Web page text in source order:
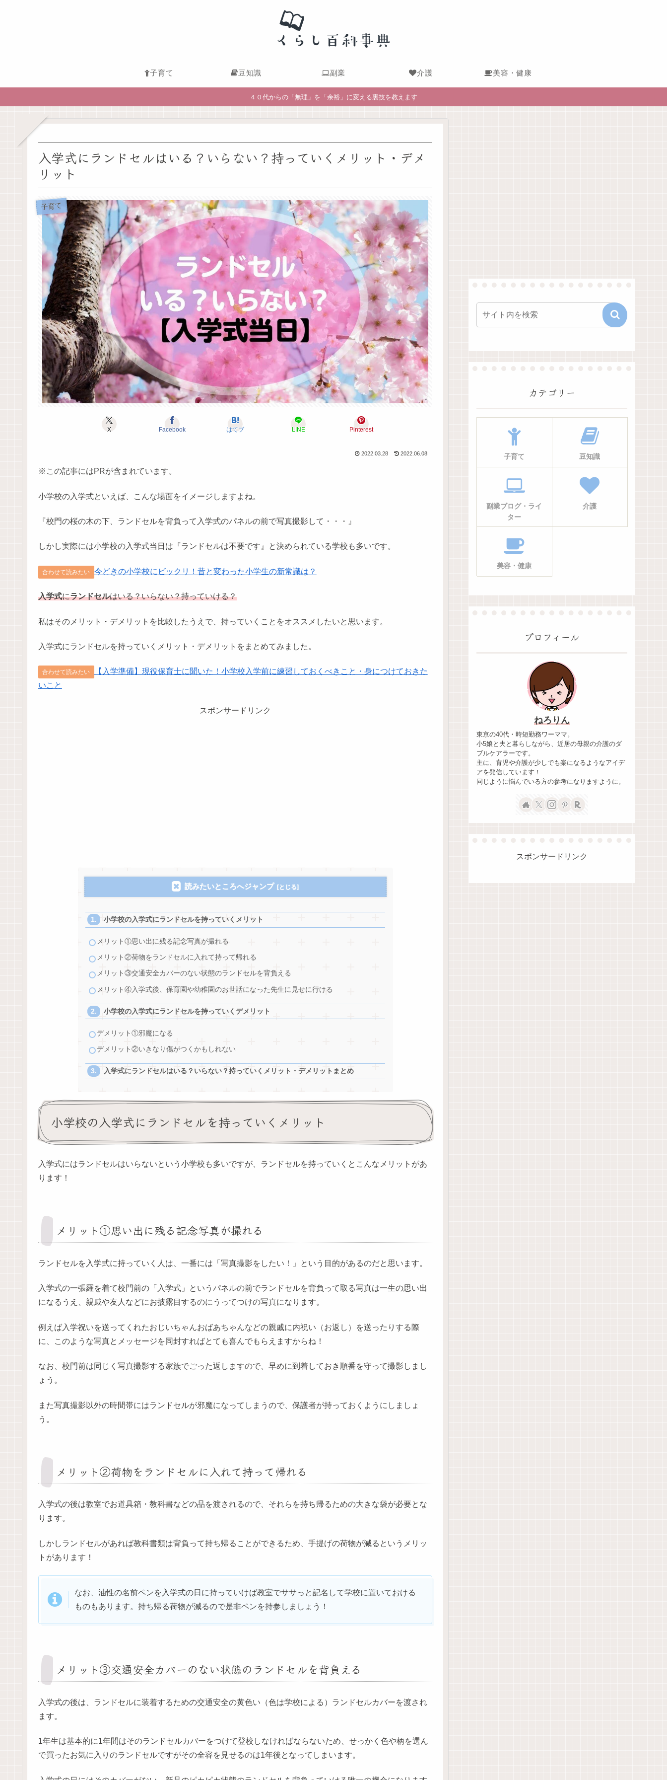
子育て 豆知識 副業 介護 美容・健康
４０代からの「無理」を「余裕」に変える裏技を教えます
入学式にランドセルはいる？いらない？持っていくメリット・デメ
リット
子育て
X Facebook はてブ LINE Pinterest
2022.03.28 2022.06.08
※この記事にはPRが含まれています。
小学校の入学式といえば、こんな場面をイメージしますよね。
『校門の桜の木の下、ランドセルを背負って入学式のパネルの前で写真撮影して・・・』
しかし実際には小学校の入学式当日は『ランドセルは不要です』と決められている学校も多いです。
合わせて読みたい 今どきの小学校にビックリ！昔と変わった小学生の新常識は？
入学式にランドセルはいる？いらない？持っていける？
私はそのメリット・デメリットを比較したうえで、持っていくことをオススメしたいと思います。
入学式にランドセルを持っていくメリット・デメリットをまとめてみました。
合わせて読みたい
【入学準備】現役保育士に聞いた！小学校入学前に練習しておくべきこと・身につけておきた
いこと
スポンサードリンク
読みたいところへジャンプ
小学校の入学式にランドセルを持っていくメリット
メリット①思い出に残る記念写真が撮れる
メリット②荷物をランドセルに入れて持って帰れる
メリット③交通安全カバーのない状態のランドセルを背負える
メリット④入学式後、保育園や幼稚園のお世話になった先生に見せに行ける
小学校の入学式にランドセルを持っていくデメリット
デメリット①邪魔になる
デメリット②いきなり傷がつくかもしれない
入学式にランドセルはいる？いらない？持っていくメリット・デメリットまとめ
小学校の入学式にランドセルを持っていくメリット
入学式にはランドセルはいらないという小学校も多いですが、ランドセルを持っていくとこんなメリットがあ
ります！
メリット①思い出に残る記念写真が撮れる
ランドセルを入学式に持っていく人は、一番には「写真撮影をしたい！」という目的があるのだと思います。
入学式の一張羅を着て校門前の「入学式」というパネルの前でランドセルを背負って取る写真は一生の思い出
になるうえ、親戚や友人などにお披露目するのにうってつけの写真になります。
例えば入学祝いを送ってくれたおじいちゃんおばあちゃんなどの親戚に内祝い（お返し）を送ったりする際
に、このような写真とメッセージを同封すればとても喜んでもらえますからね！
なお、校門前は同じく写真撮影する家族でごった返しますので、早めに到着しておき順番を守って撮影しまし
ょう。
また写真撮影以外の時間帯にはランドセルが邪魔になってしまうので、保護者が持っておくようにしましょ
う。
メリット②荷物をランドセルに入れて持って帰れる
入学式の後は教室でお道具箱・教科書などの品を渡されるので、それらを持ち帰るための大きな袋が必要とな
ります。
しかしランドセルがあれば教科書類は背負って持ち帰ることができるため、手提げの荷物が減るというメリッ
トがあります！
なお、油性の名前ペンを入学式の日に持っていけば教室でササっと記名して学校に置いておける
ものもあります。持ち帰る荷物が減るので是非ペンを持参しましょう！
メリット③交通安全カバーのない状態のランドセルを背負える
入学式の後は、ランドセルに装着するための交通安全の黄色い（色は学校による）ランドセルカバーを渡され
ます。
1年生は基本的に1年間はそのランドセルカバーをつけて登校しなければならないため、せっかく色や柄を選ん
で買ったお気に入りのランドセルですがその全容を見せるのは1年後となってしまいます。
カテゴリー
子育て 豆知識
副業ブログ・ライ
ター
介護
美容・健康
プロフィール
ねろりん
東京の40代・時短勤務ワーママ。
小5娘と夫と暮らしながら、近居の母親の介護のダ
ブルケアラーです。
主に、育児や介護が少しでも楽になるようなアイデ
アを発信しています！
同じように悩んでいる方の参考になりますように。
スポンサードリンク